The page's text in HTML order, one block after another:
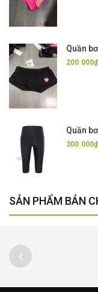
Quần
200.000₫
Quần
300.000₫
SẢN PHẨM BÁN